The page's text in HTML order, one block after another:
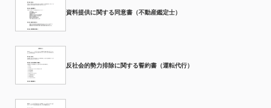
資料提供に関する同意書（不動産鑑定士）
反社会的勢力排除に関する誓約書（運転代行）